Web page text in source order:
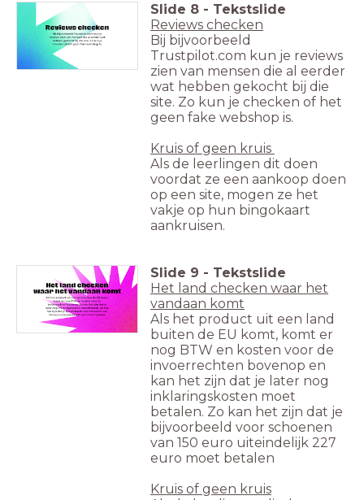
Slide 8 - Tekstslide
Reviews checken
Bij bijvoorbeeld
Trustpilot.com kun je reviews
zien van mensen die al eerder
wat hebben gekocht bij die
site. Zo kun je checken of het
geen fake webshop is.
Kruis of geen kruis
Als de leerlingen dit doen
voordat ze een aankoop doen
op een site, mogen ze het
vakje op hun bingokaart
aankruisen.
Slide 9 - Tekstslide
Het land checken waar het
vandaan komt
Als het product uit een land
buiten de EU komt, komt er
nog BTW en kosten voor de
invoerrechten bovenop en
kan het zijn dat je later nog
inklaringskosten moet
betalen. Zo kan het zijn dat je
bijvoorbeeld voor schoenen
van 150 euro uiteindelijk 227
euro moet betalen
Kruis of geen kruis